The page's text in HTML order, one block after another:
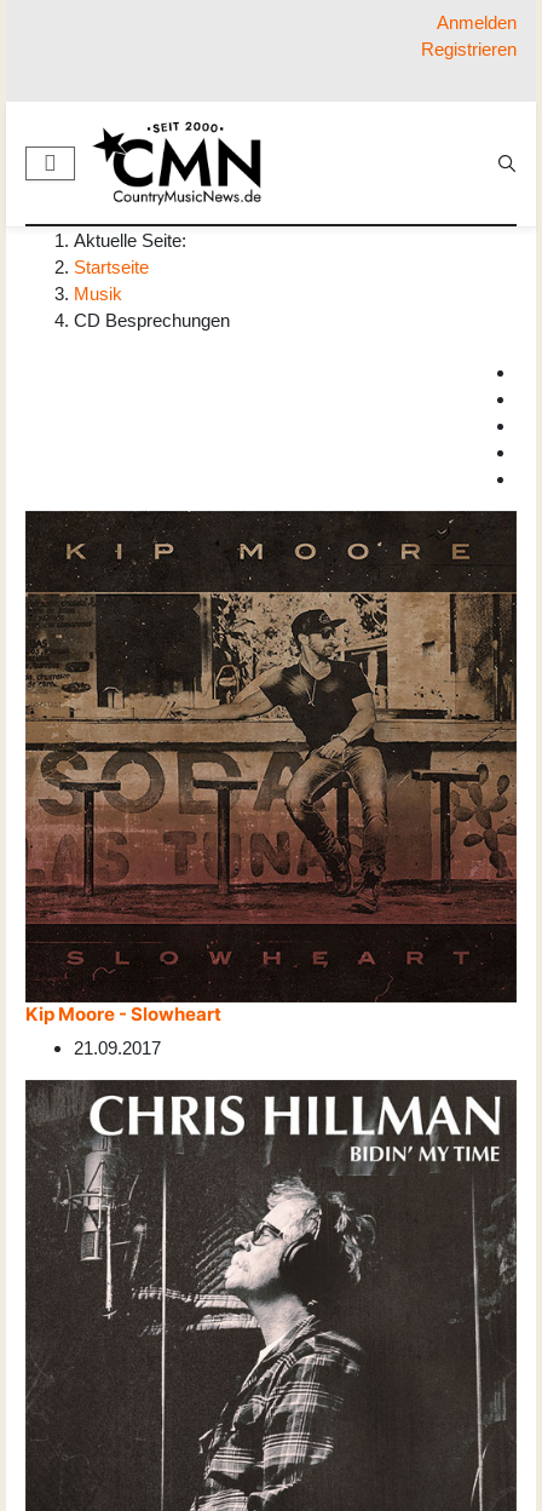
Anmelden
Registrieren
Aktuelle Seite:
Startseite
Musik
CD Besprechungen
Kip Moore - Slowheart
21.09.2017